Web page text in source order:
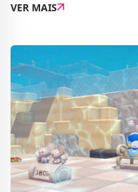
consecutivo em que as
VER MAIS